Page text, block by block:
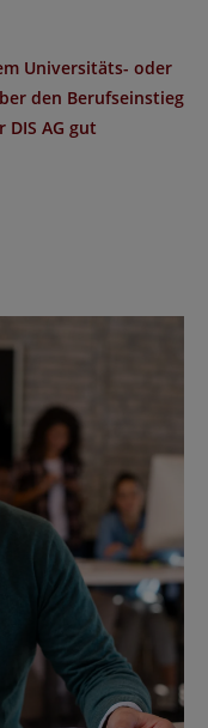
Universitäts- oder
den Berufseinstieg
AG gut